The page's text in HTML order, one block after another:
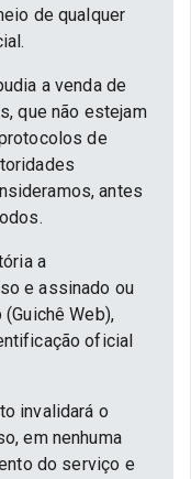
de qualquer
a venda de
que não estejam
de
antes
a
e assinado ou
Web),
oficial
invalidará o
em nenhuma
do serviço e